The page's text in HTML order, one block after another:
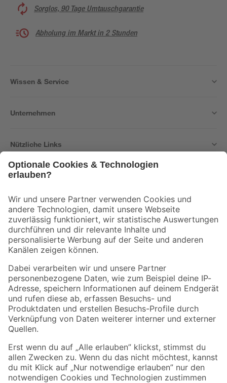
Sorglos, 90 Tage Umtauschgarantie
Abholung im Markt in 2 Stunden
Wissen & Service
Unternehmen
Nützliche Links
Der toom Newsletter: Keine Angebote und Aktionen mehr verpassen!
Zur Newsletter Anmeldung
Folge uns
Zahlungsarten Versandarten
Sicher einkaufen
Jetzt die toom-App herunterladen